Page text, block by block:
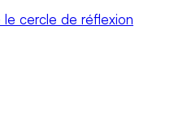
le cercle de réflexion